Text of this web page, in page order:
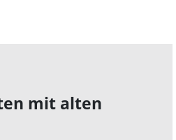
mit alten